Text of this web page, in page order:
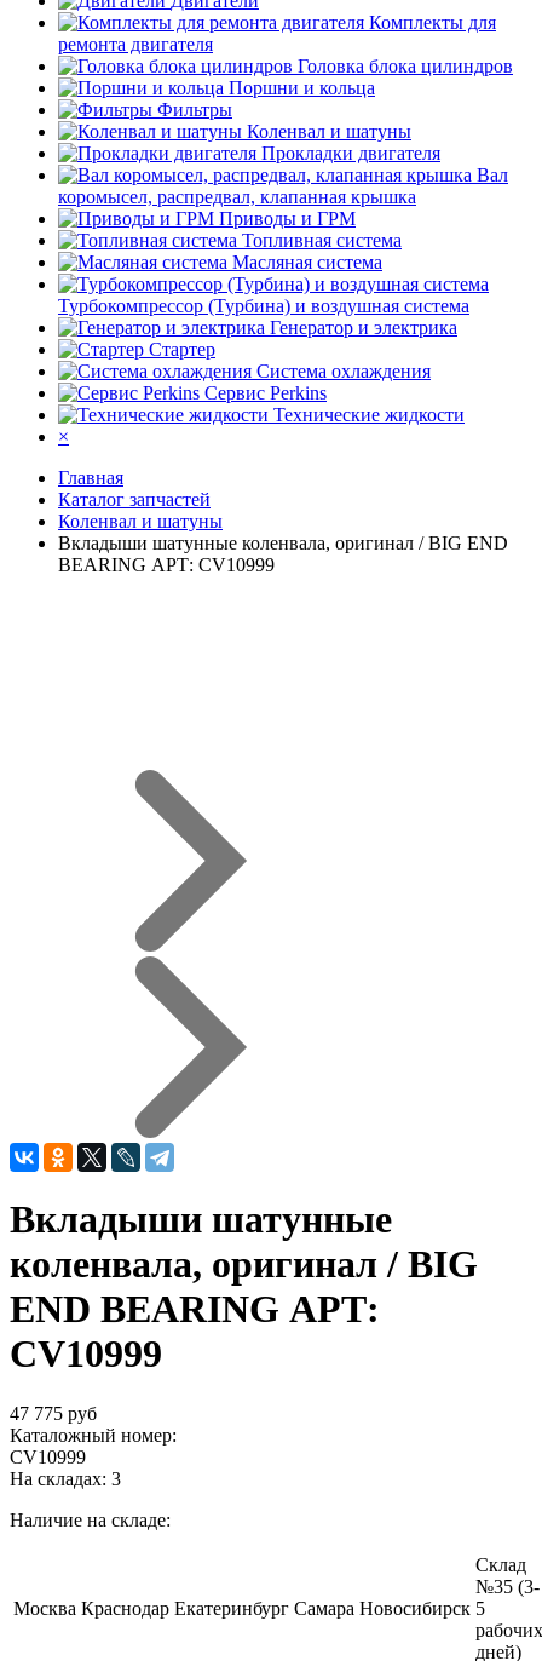
Комплекты для
ремонта двигателя
Головка блока цилиндров
Поршни и кольца
Фильтры
Коленвал и шатуны
Прокладки двигателя
Вал
коромысел, распредвал, клапанная крышка
Приводы и ГРМ
Топливная система
Масляная система
Турбокомпрессор (Турбина) и воздушная система
Генератор и электрика
Стартер
Система охлаждения
Сервис Perkins
Технические жидкости
×
Главная
Каталог запчастей
Коленвал и шатуны
Вкладыши шатунные коленвала, оригинал / BIG END
BEARING АРТ: CV10999
Вкладыши шатунные
коленвала, оригинал / BIG
END BEARING АРТ:
CV10999
47 775 руб
Каталожный номер:
CV10999
На складах: 3
Наличие на складе:
Москва Краснодар Екатеринбург Самара Новосибирск
Склад
№35 (3-
5
рабочих
дней)